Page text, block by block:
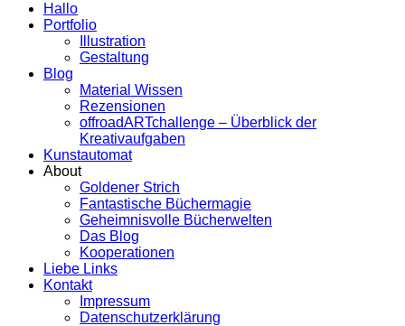
Hallo
Portfolio
Illustration
Gestaltung
Blog
Material Wissen
Rezensionen
offroadARTchallenge – Überblick der
Kreativaufgaben
Kunstautomat
About
Goldener Strich
Fantastische Büchermagie
Geheimnisvolle Bücherwelten
Das Blog
Kooperationen
Liebe Links
Kontakt
Impressum
Datenschutzerklärung